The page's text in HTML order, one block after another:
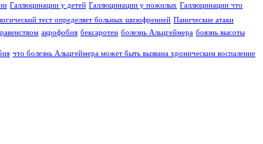
Галлюцинации у детей Галлюцинации у пожилых Галлюцинации что
тест определяет больных шизофренией Панические атаки
акрофобия бексаротен болезнь Альцгеймера боязнь высоты
что болезнь Альцгеймера может быть вызвана хроническим воспаление